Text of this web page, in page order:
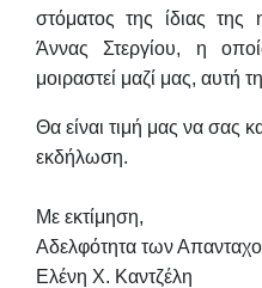
στόματος της ίδιας της
Άννας Στεργίου, η
μοιραστεί μαζί μας, αυτή
Θα είναι τιμή μας να σας
εκδήλωση.
Με εκτίμηση,
Αδελφότητα των
Ελένη Χ. Καντζέλη